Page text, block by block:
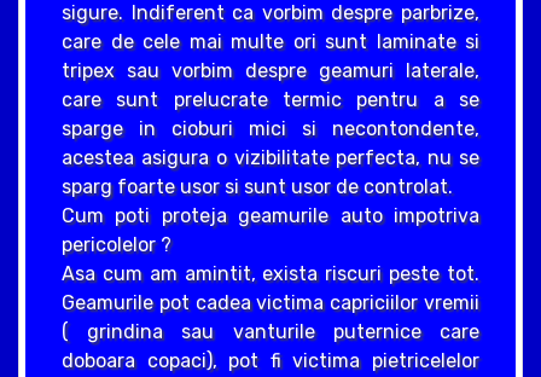
sigure. Indiferent ca vorbim despre parbrize,
care de cele mai multe ori sunt laminate si
tripex sau vorbim despre geamuri laterale,
care sunt prelucrate termic pentru a se
sparge in cioburi mici si necontondente,
acestea asigura o vizibilitate perfecta, nu se
sparg foarte usor si sunt usor de controlat.
Cum poti proteja geamurile auto impotriva
pericolelor ?
Asa cum am amintit, exista riscuri peste tot.
Geamurile pot cadea victima capriciilor vremii
( grindina sau vanturile puternice care
doboara copaci), pot fi victima pietricelelor